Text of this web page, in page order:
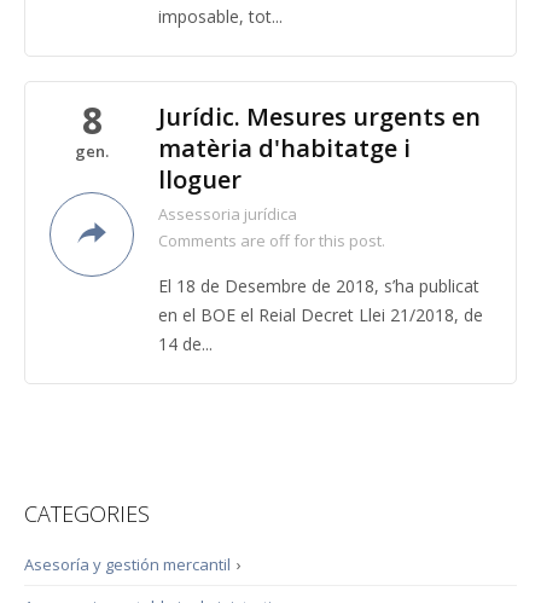
imposable, tot...
8
gen.
Jurídic. Mesures urgents en
matèria d'habitatge i
lloguer
Assessoria jurídica
Comments are off for this post.
El 18 de Desembre de 2018, s’ha publicat
en el BOE el Reial Decret Llei 21/2018, de
14 de...
CATEGORIES
›
Asesoría y gestión mercantil